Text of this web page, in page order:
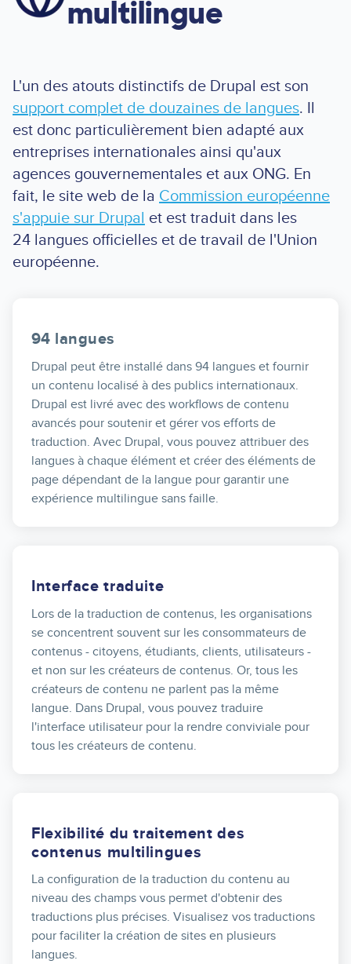
multilingue
L'un des atouts distinctifs de Drupal est son
support complet de douzaines de langues. Il
est donc particulièrement bien adapté aux
entreprises internationales ainsi qu'aux
agences gouvernementales et aux ONG. En
fait, le site web de la Commission européenne
s'appuie sur Drupal et est traduit dans les
24 langues officielles et de travail de l'Union
européenne.
94 langues
Drupal peut être installé dans 94 langues et fournir
un contenu localisé à des publics internationaux.
Drupal est livré avec des workflows de contenu
avancés pour soutenir et gérer vos efforts de
traduction. Avec Drupal, vous pouvez attribuer des
langues à chaque élément et créer des éléments de
page dépendant de la langue pour garantir une
expérience multilingue sans faille.
Interface traduite
Lors de la traduction de contenus, les organisations
se concentrent souvent sur les consommateurs de
contenus - citoyens, étudiants, clients, utilisateurs -
et non sur les créateurs de contenus. Or, tous les
créateurs de contenu ne parlent pas la même
langue. Dans Drupal, vous pouvez traduire
l'interface utilisateur pour la rendre conviviale pour
tous les créateurs de contenu.
Flexibilité du traitement des
contenus multilingues
La configuration de la traduction du contenu au
niveau des champs vous permet d'obtenir des
traductions plus précises. Visualisez vos traductions
pour faciliter la création de sites en plusieurs
langues.